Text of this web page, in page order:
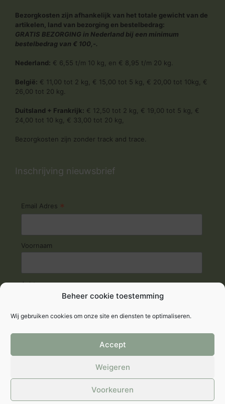
Beheer cookie toestemming
Wij gebruiken cookies om onze site en diensten te optimaliseren.
Accept
Weigeren
Voorkeuren
Bezorgkosten zijn afhankelijk van het totale gewicht van de
artikelen, land van bezorging en bestelbedrag:
GRATIS BEZORGING in Nederland bij een minimum
bestelbedrag van € 100,-.
Nederland: € 6,55 t/m 10 kg, en € 8,95 t/m 20 kg.
België: € 11,00 tot 2 kg, € 15,00 tot 5 kg, € 20,00 tot 10kg, €
26,00 tot 20 kg.
Duitsland + Frankrijk: € 12,50 tot 2 kg, € 19,00 tot 5 kg, €
24,00 tot 10 kg, € 33,00 tot 20 kg,
Bezorgkosten zijn zonder track and trace.
Inschrijving nieuwsbrief
Email Adres *
Voornaam
Achternaam
© 2026 Fyto-Life